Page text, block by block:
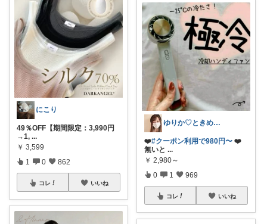
にこり
49％OFF【期間限定：3,990円
→1, ...
￥ 3,599
1 0 862
コレ いいね
ゆりか♡ときめく暮らしと服✨️
❤️#クーポン利用で980円〜 ❤️
無いと ...
￥ 2,980～
0 1 969
コレ いいね